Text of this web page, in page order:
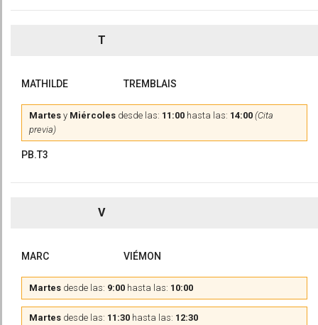
T
MATHILDE TREMBLAIS
Martes y Miércoles desde las: 11:00 hasta las: 14:00 (Cita
previa)
PB.T3
V
MARC VIÉMON
Martes desde las: 9:00 hasta las: 10:00
Martes desde las: 11:30 hasta las: 12:30